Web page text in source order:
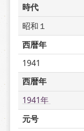
時代
昭和１
西暦年
1941
西暦年
1941年
元号